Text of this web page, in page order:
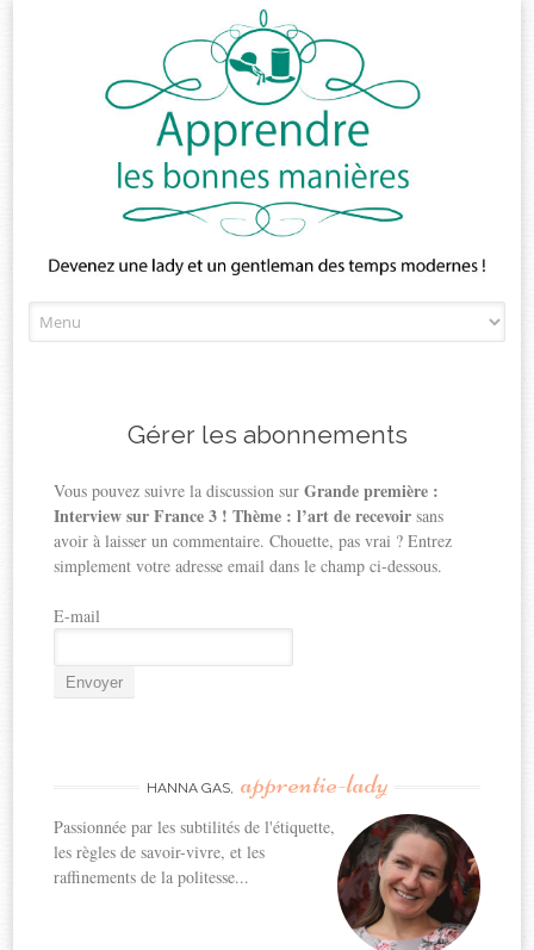
to
Gérer les abonnements
Vous pouvez suivre la discussion surGrande première :
Interview sur France 3 ! Thème : l’art de recevoir sans
avoir à laisser un commentaire. Chouette, pas vrai ? Entrez
simplement votre adresse email dans le champ ci-dessous.
E-mail
HANNA GAS, apprentie-lady
Passionnée par les subtilités de l'étiquette,
les règles de savoir-vivre, et les
raffinements de la politesse...